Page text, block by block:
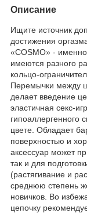
Описание
Ищите источник
достижения
«COSMO» -
имеются разного
кольцо-
Перемычки между
делает введение
эластичная секс-
гипоаллергенного
цвете. Обладает
поверхностью и
аксессуар может
так и для
(растягивание и
среднюю степень
новичков. Во
цепочку